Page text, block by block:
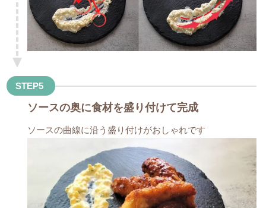
STEP5
ソースの奥に食材を盛り付けて完成
ソースの曲線に沿う盛り付けがおしゃれです